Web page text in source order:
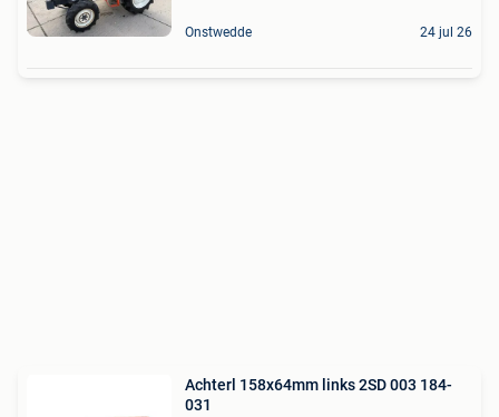
Onstwedde 24 jul 26
Achterl 158x64mm links 2SD 003 184-
031